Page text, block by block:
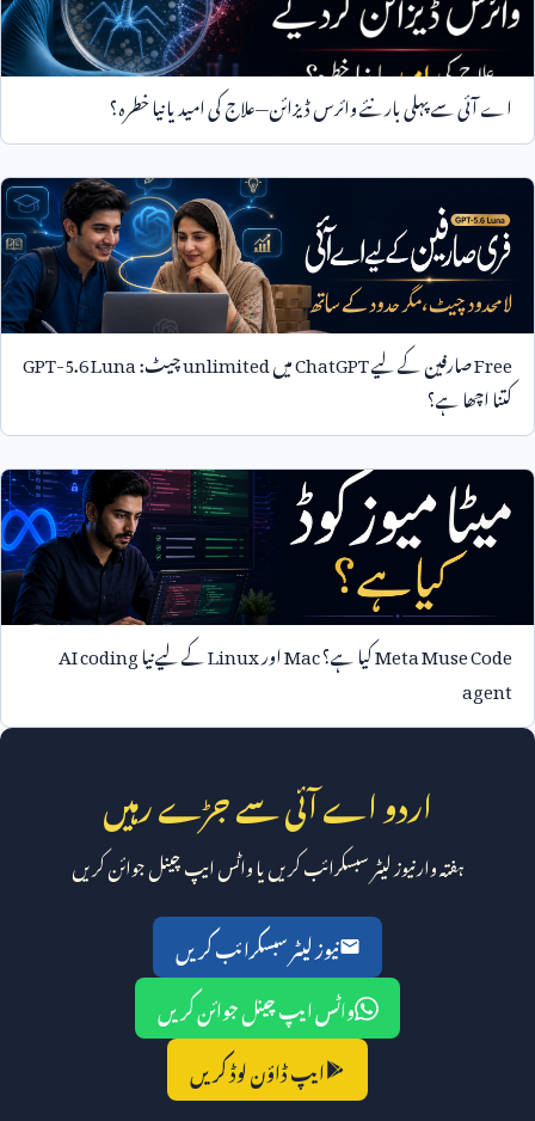
اے آئی سے پہلی بار نئے وائرس ڈیزائن—علاج کی امید یا نیا خطرہ؟
Freeصارفین کے لیےChatGPTمیںunlimitedچیٹ:GPT-5.6 Luna
کتنا اچھا ہے؟
Meta Muse Codeکیا ہے؟MacاورLinuxکے لیے نیاAI coding
agent
اردو اے آئی سے جڑے رہیں
ہفتہ وار نیوز لیٹر سبسکرائب کریں یا واٹس ایپ چینل جوائن کریں
نیوز لیٹر سبسکرائب کریں
واٹس ایپ چینل جوائن کریں
ایپ ڈاؤن لوڈ کریں